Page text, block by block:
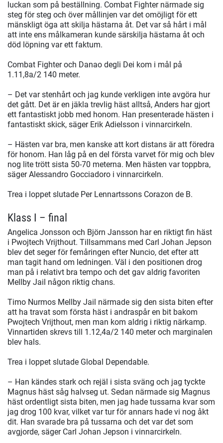
luckan som på beställning. Combat Fighter närmade sig
steg för steg och över mållinjen var det omöjligt för ett
mänskligt öga att skilja hästarna åt. Det var så hårt i mål
att inte ens målkameran kunde särskilja hästarna åt och
död löpning var ett faktum.
Combat Fighter och Danao degli Dei kom i mål på
1.11,8a/2 140 meter.
– Det var stenhårt och jag kunde verkligen inte avgöra hur
det gått. Det är en jäkla trevlig häst alltså, Anders har gjort
ett fantastiskt jobb med honom. Han presenterade hästen i
fantastiskt skick, säger Erik Adielsson i vinnarcirkeln.
– Hästen var bra, men kanske att kort distans är att föredra
för honom. Han låg på en del första varvet för mig och blev
nog lite trött sista 50-70 meterna. Men hästen var toppbra,
säger Alessandro Gocciadoro i vinnarcirkeln.
Trea i loppet slutade Per Lennartssons Corazon de B.
Klass I – final
Angelica Jonsson och Björn Jansson har en riktigt fin häst
i Pwojtech Vrijthout. Tillsammans med Carl Johan Jepson
blev det seger för femåringen efter Nuncio, det efter att
man tagit hand om ledningen. Väl i den positionen drog
man på i relativt bra tempo och det gav aldrig favoriten
Mellby Jail någon riktig chans.
Timo Nurmos Mellby Jail närmade sig den sista biten efter
att ha travat som första häst i andraspår en bit bakom
Pwojtech Vrijthout, men man kom aldrig i riktig närkamp.
Vinnartiden skrevs till 1.12,4a/2 140 meter och marginalen
blev hals.
Trea i loppet slutade Global Dependable.
– Han kändes stark och rejäl i sista sväng och jag tyckte
Magnus häst såg halvseg ut. Sedan närmade sig Magnus
häst ordentligt sista biten, men jag hade tussarna kvar som
jag drog 100 kvar, vilket var tur för annars hade vi nog åkt
dit. Han svarade bra på tussarna och det var det som
avgjorde, säger Carl Johan Jepson i vinnarcirkeln.